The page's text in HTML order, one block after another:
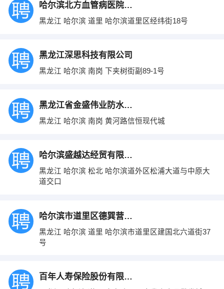
哈尔滨北方血管病医院有限公司
黑龙江 哈尔滨 道里 哈尔滨道里区经纬街18号
黑龙江深思科技有限公司
黑龙江 哈尔滨 南岗 下夹树街副89-1号
黑龙江省金盛伟业防水材料发展有限公司
黑龙江 哈尔滨 南岗 黄河路信恒现代城
哈尔滨盛越达经贸有限公司
黑龙江 哈尔滨 松北 哈尔滨道外区松浦大道与中原大
道交口
哈尔滨市道里区德巽营养信息咨询服务部
黑龙江 哈尔滨 道里 哈尔滨市道里区建国北六道街37
号
百年人寿保险股份有限公司黑龙江